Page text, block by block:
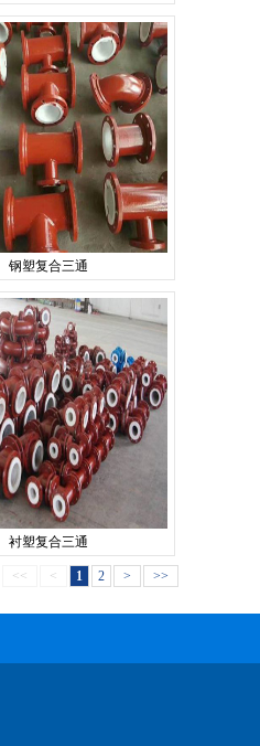
钢塑复合三通
衬塑复合三通
<< < 1 2 > >>